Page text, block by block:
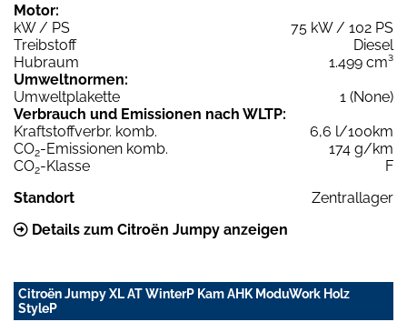
Motor:
kW / PS
75 kW / 102 PS
Treibstoff
Diesel
Hubraum
1.499 cm³
Umweltnormen:
Umweltplakette
1 (None)
Verbrauch und Emissionen nach WLTP:
Kraftstoffverbr. komb.
6,6 l/100km
CO2-Emissionen komb.
174 g/km
CO2-Klasse
F
Standort
Zentrallager
Details zum Citroën Jumpy anzeigen
Citroën Jumpy XL AT WinterP Kam AHK ModuWork Holz
StyleP